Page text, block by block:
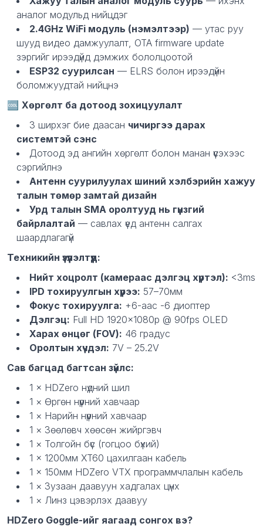
аналог модульд нийцдэг
2.4GHz WiFi модуль (нэмэлтээр) — утас руу
шууд видео дамжуулалт, OTA firmware update
зэргийг ирээдүйд дэмжих бололцоотой
ESP32 суурилсан — ELRS болон ирээдүйн
боломжуудтай нийцнэ
🆒 Хөргөлт ба дотоод зохицуулалт
3 ширхэг бие даасан чичиргээ дарах
системтэй сэнс
Дотоод эд ангийн хөргөлт болон манан үүсэхээс
сэргийлнэ
Антенн суурилуулах шиний хэлбэрийн хажуу
талын төмөр замтай дизайн
Урд талын SMA оролтууд нь гүнзгий
байрлалтай — савлах үед антенн салгах
шаардлагагүй
Техникийн үзүүлэлтүүд:
Нийт хоцролт (камераас дэлгэц хүртэл): <3ms
IPD тохируулгын хүрээ: 57–70мм
Фокус тохируулга: +6-аас -6 диоптер
Дэлгэц: Full HD 1920×1080p @ 90fps OLED
Харах өнцөг (FOV): 46 градус
Оролтын хүчдэл: 7V – 25.2V
Сав багцад багтсан зүйлс:
1 × HDZero нүдний шил
1 × Өргөн нүүрний хавчаар
1 × Нарийн нүүрний хавчаар
1 × Зөөлөвч хөөсөн жийргэвч
1 × Толгойн бүс (гогцоо бүхий)
1 × 1200мм XT60 цахилгаан кабель
1 × 150мм HDZero VTX программчлалын кабель
1 × Зузаан даавуун хадгалах цүнх
1 × Линз цэвэрлэх даавуу
HDZero Goggle-ийг яагаад сонгох вэ?